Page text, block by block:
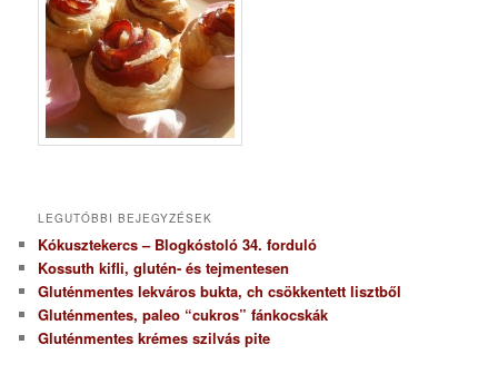
LEGUTÓBBI BEJEGYZÉSEK
Kókusztekercs – Blogkóstoló 34. forduló
Kossuth kifli, glutén- és tejmentesen
Gluténmentes lekváros bukta, ch csökkentett lisztből
Gluténmentes, paleo “cukros” fánkocskák
Gluténmentes krémes szilvás pite